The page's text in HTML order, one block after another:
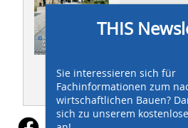
THIS
Sie interessieren sich für
Fachinformationen zum
wirtschaftlichen Bauen?
sich zu unserem